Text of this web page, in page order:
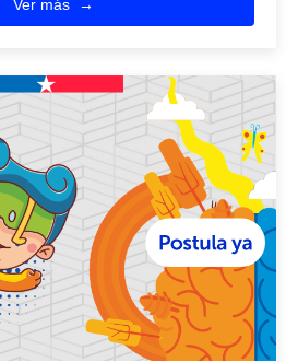
Ver más